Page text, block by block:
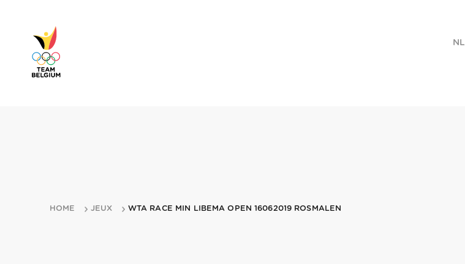
NL
HOME JEUX WTA RACE MIN LIBEMA OPEN 16062019 ROSMALEN